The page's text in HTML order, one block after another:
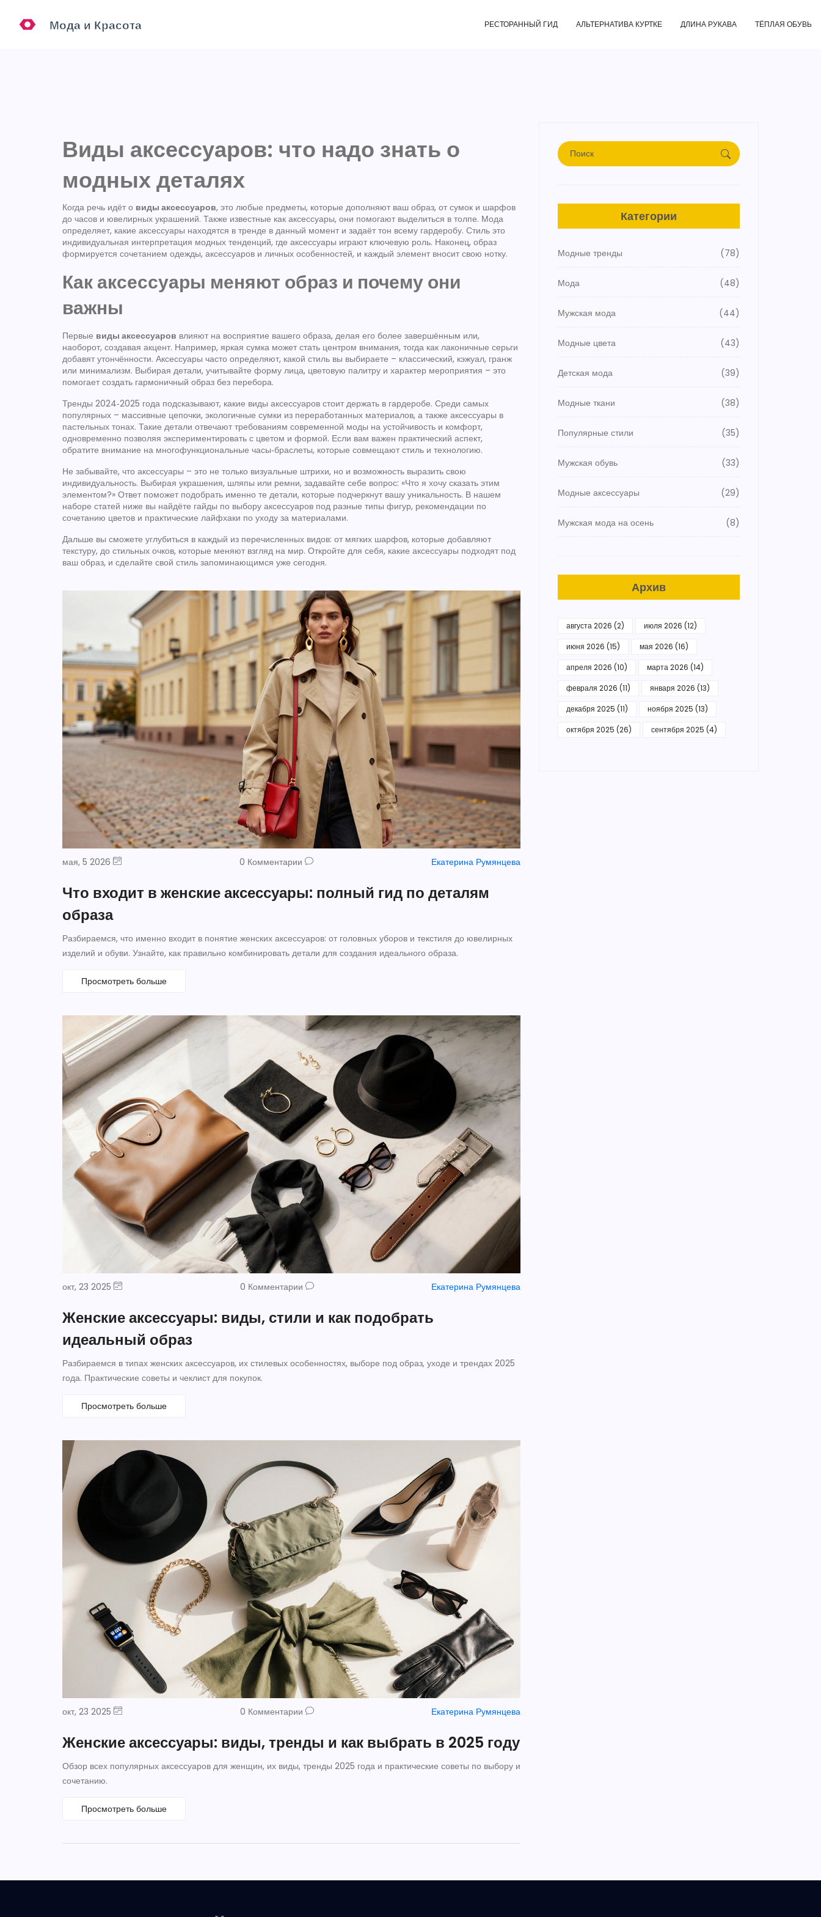
РЕСТОРАННЫЙ ГИД АЛЬТЕРНАТИВА КУРТКЕ ДЛИНА РУКАВА ТЁПЛАЯ ОБУВЬ
Виды аксессуаров: что надо знать о
модных деталях
Когда речь идёт о виды аксессуаров, это любые предметы, которые дополняют ваш образ, от сумок и шарфов
до часов и ювелирных украшений. Также известные как аксессуары, они помогают выделиться в толпе. Мода
определяет, какие аксессуары находятся в тренде в данный момент и задаёт тон всему гардеробу. Стиль это
индивидуальная интерпретация модных тенденций, где аксессуары играют ключевую роль. Наконец, образ
формируется сочетанием одежды, аксессуаров и личных особенностей, и каждый элемент вносит свою нотку.
Как аксессуары меняют образ и почему они
важны
Первые виды аксессуаров влияют на восприятие вашего образа, делая его более завершённым или,
наоборот, создавая акцент. Например, яркая сумка может стать центром внимания, тогда как лаконичные серьги
добавят утончённости. Аксессуары часто определяют, какой стиль вы выбираете – классический, кэжуал, гранж
или минимализм. Выбирая детали, учитывайте форму лица, цветовую палитру и характер мероприятия – это
помогает создать гармоничный образ без перебора.
Тренды 2024‑2025 года подсказывают, какие виды аксессуаров стоит держать в гардеробе. Среди самых
популярных – массивные цепочки, экологичные сумки из переработанных материалов, а также аксессуары в
пастельных тонах. Такие детали отвечают требованиям современной моды на устойчивость и комфорт,
одновременно позволяя экспериментировать с цветом и формой. Если вам важен практический аспект,
обратите внимание на многофункциональные часы‑браслеты, которые совмещают стиль и технологию.
Не забывайте, что аксессуары – это не только визуальные штрихи, но и возможность выразить свою
индивидуальность. Выбирая украшения, шляпы или ремни, задавайте себе вопрос: «Что я хочу сказать этим
элементом?» Ответ поможет подобрать именно те детали, которые подчеркнут вашу уникальность. В нашем
наборе статей ниже вы найдёте гайды по выбору аксессуаров под разные типы фигур, рекомендации по
сочетанию цветов и практические лайфхаки по уходу за материалами.
Дальше вы сможете углубиться в каждый из перечисленных видов: от мягких шарфов, которые добавляют
текстуру, до стильных очков, которые меняют взгляд на мир. Откройте для себя, какие аксессуары подходят под
ваш образ, и сделайте свой стиль запоминающимся уже сегодня.
мая, 5 2026 0 Комментарии Екатерина Румянцева
Что входит в женские аксессуары: полный гид по деталям
образа
Разбираемся, что именно входит в понятие женских аксессуаров: от головных уборов и текстиля до ювелирных
изделий и обуви. Узнайте, как правильно комбинировать детали для создания идеального образа.
Просмотреть больше
окт, 23 2025 0 Комментарии Екатерина Румянцева
Женские аксессуары: виды, стили и как подобрать
идеальный образ
Разбираемся в типах женских аксессуаров, их стилевых особенностях, выборе под образ, уходе и трендах 2025
года. Практические советы и чеклист для покупок.
Просмотреть больше
окт, 23 2025 0 Комментарии Екатерина Румянцева
Женские аксессуары: виды, тренды и как выбрать в 2025 году
Обзор всех популярных аксессуаров для женщин, их виды, тренды 2025 года и практические советы по выбору и
сочетанию.
Просмотреть больше
Категории
Модные тренды (78)
Мода (48)
Мужская мода (44)
Модные цвета (43)
Детская мода (39)
Модные ткани (38)
Популярные стили (35)
Мужская обувь (33)
Модные аксессуары (29)
Мужская мода на осень (8)
Архив
августа 2026 (2) июля 2026 (12)
июня 2026 (15) мая 2026 (16)
апреля 2026 (10) марта 2026 (14)
февраля 2026 (11) января 2026 (13)
декабря 2025 (11) ноября 2025 (13)
октября 2025 (26) сентября 2025 (4)